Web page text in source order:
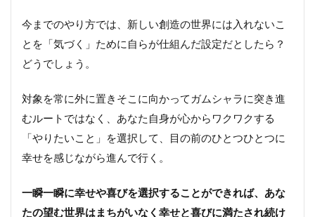
今までのやり方では、新しい創造の世界には入れないこ
とを「気づく」ために自らが仕組んだ設定だとしたら？
どうでしょう。
対象を常に外に置きそこに向かってガムシャラに突き進
むルートではなく、あなた自身が心からワクワクする
「やりたいこと」を選択して、目の前のひとつひとつに
幸せを感じながら進んで行く。
一瞬一瞬に幸せや喜びを選択することができれば、あな
たの望む世界はまちがいなく幸せと喜びに満たされ続け